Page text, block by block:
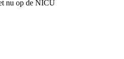
nu op de NICU